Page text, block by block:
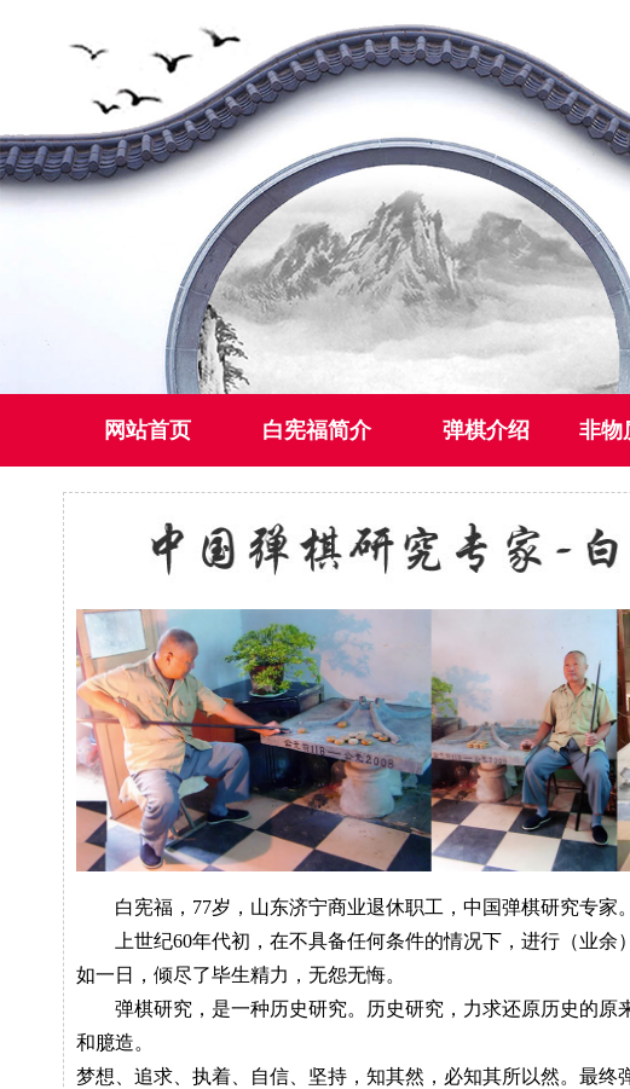
网站首页 白宪福简介 弹棋介绍 非物
白宪福，77岁，山东济宁商业退休职工，中国弹棋研究专家。
上世纪60年代初，在不具备任何条件的情况下，进行（业余
如一日，倾尽了毕生精力，无怨无悔。
弹棋研究，是一种历史研究。历史研究，力求还原历史的原
和臆造。
梦想、追求、执着、自信、坚持，知其然，必知其所以然。最终